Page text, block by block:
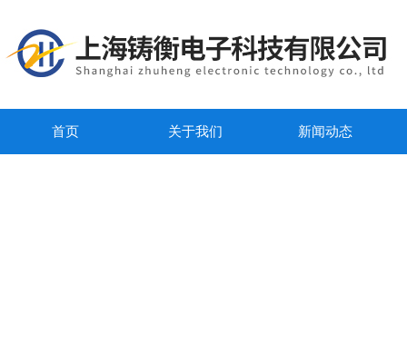
首页 关于我们 新闻动态